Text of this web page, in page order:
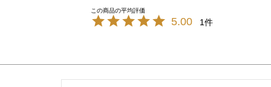
5.00 1